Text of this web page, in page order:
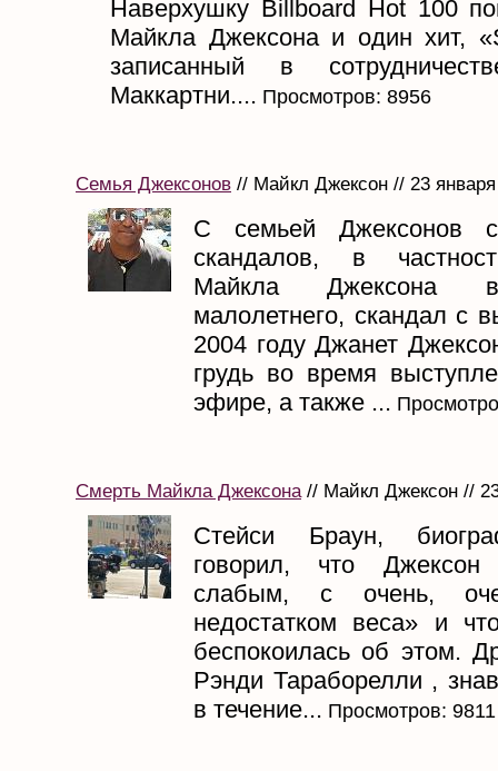
Наверхушку Billboard Hot 100
Майкла Джексона и один хит,
записанный в
Маккартни.... Просмотров: 8956
Семья Джексонов // Майкл Джексон // 23 января
С семьей Джексонов
скандалов, в
Майкла Джексона
малолетнего, скандал с
2004 году Джанет
грудь во время
эфире, а также ...
Смерть Майкла Джексона// Майкл Джексон //
Стейси Браун,
говорил, что
слабым, с очень,
недостатком веса» и
беспокоилась об этом.
Рэнди Тараборелли ,
в течение... Просмотров: 9811